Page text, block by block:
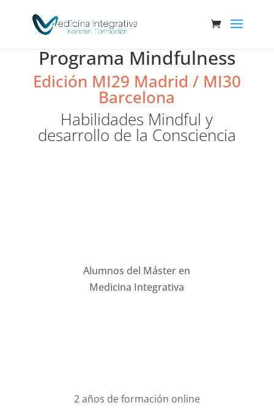
Programa Mindfulness
Edición MI29 Madrid / MI30
Barcelona
Habilidades Mindful y
desarrollo de la Consciencia
Alumnos del Máster en
Medicina Integrativa
2 años de formación online